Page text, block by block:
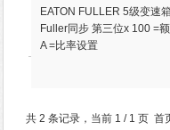
EATON FULLER 5级变速
Fuller同步 第三位x 100 =
A =比率设置
共 2 条记录，当前 1 / 1 页